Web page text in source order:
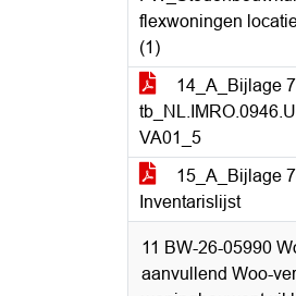
flexwoningen
(1)
14_A_Bijlage
VA01_5
15_A_Bijlage
Inventarislijst
11 BW-26-05990
aanvullend Woo-